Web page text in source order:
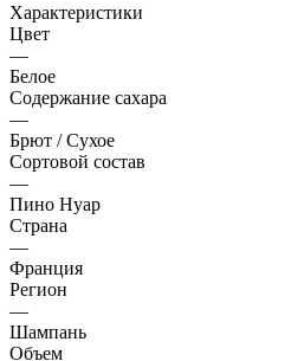
Характеристики
Цвет
—
Белое
Содержание сахара
—
Брют / Сухое
Сортовой состав
—
Пино Нуар
Страна
—
Франция
Регион
—
Шампань
Объем